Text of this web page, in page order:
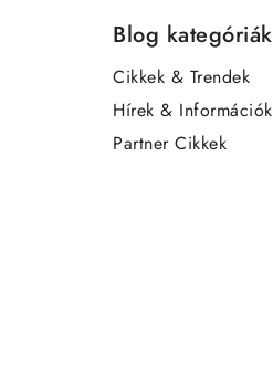
Blog kategóriák
Cikkek & Trendek
Hírek & Információk
Partner Cikkek